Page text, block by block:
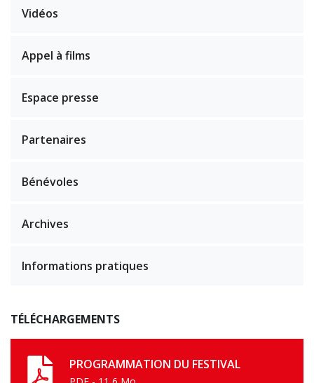
Vidéos
Appel à films
Espace presse
Partenaires
Bénévoles
Archives
Informations pratiques
TÉLÉCHARGEMENTS
PROGRAMMATION DU FESTIVAL